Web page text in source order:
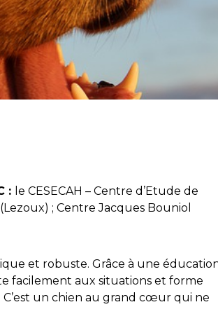
: le CESECAH – Centre d’Etude de
; Centre Jacques Bouniol
et robuste. Grâce à une
facilement aux situations et forme
un chien au grand cœur qui ne